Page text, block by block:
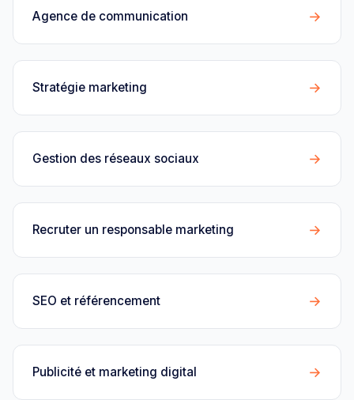
Agence de communication →
Stratégie marketing →
Gestion des réseaux sociaux →
Recruter un responsable marketing →
SEO et référencement →
Publicité et marketing digital →